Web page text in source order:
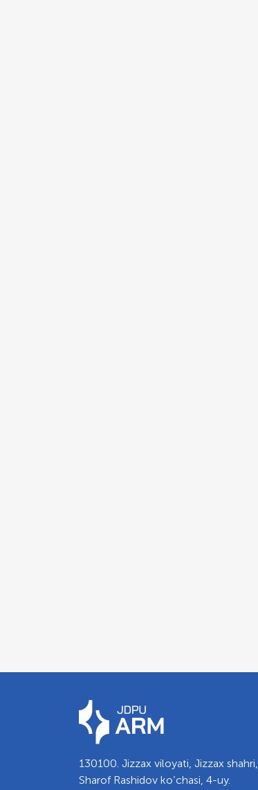
130100. Jizzax viloyati, Jizzax shahri,
Sharof Rashidov ko’chasi, 4-uy.